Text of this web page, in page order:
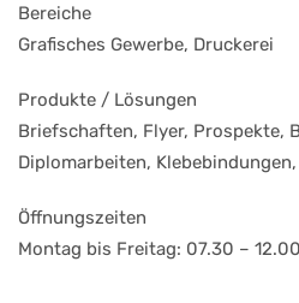
Bereiche
Grafisches Gewerbe, Druckerei
Produkte / Lösungen
Briefschaften, Flyer, Prospekte,
Diplomarbeiten,
Öffnungszeiten
Montag bis Freitag: 07.30 –